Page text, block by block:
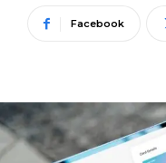
Facebook